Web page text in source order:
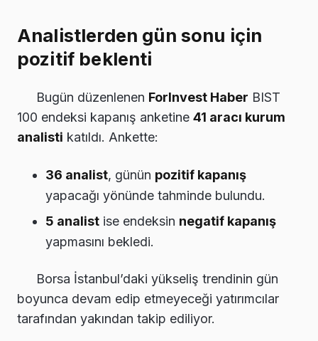
Analistlerden gün sonu için
pozitif beklenti
Bugün düzenlenen ForInvest Haber BIST
100 endeksi kapanış anketine 41 aracı kurum
analisti katıldı. Ankette:
36 analist, günün pozitif kapanış
yapacağı yönünde tahminde bulundu.
5 analist ise endeksin negatif kapanış
yapmasını bekledi.
Borsa İstanbul’daki yükseliş trendinin gün
boyunca devam edip etmeyeceği yatırımcılar
tarafından yakından takip ediliyor.